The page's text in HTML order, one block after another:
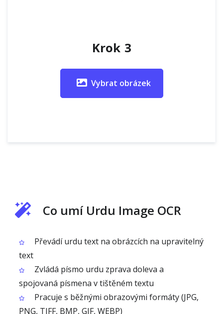
Krok 3
Vybrat obrázek
Co umí Urdu Image OCR
Převádí urdu text na obrázcích na upravitelný
text
Zvládá písmo urdu zprava doleva a
spojovaná písmena v tištěném textu
Pracuje s běžnými obrazovými formáty (JPG,
PNG, TIFF, BMP, GIF, WEBP)